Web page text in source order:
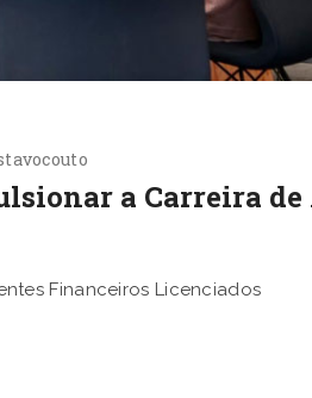
a Carreira de
Financeiros Licenciados